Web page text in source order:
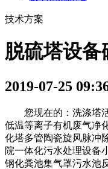
技术方案
脱硫塔设备
2019-07-25
您现在的：洗涤塔活
低温等离子有机废气净
化塔多管陶瓷旋风脉冲
院一体化污水处理设备
钢化粪池集气罩污水池